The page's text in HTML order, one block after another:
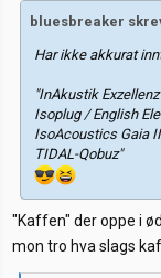
bluesbreaker
Har ikke akkurat
"InAkustik
Isoplug / English
IsoAcoustics Gaia
TIDAL-Qobuz"
"Kaffen" der oppe i
mon tro hva slags